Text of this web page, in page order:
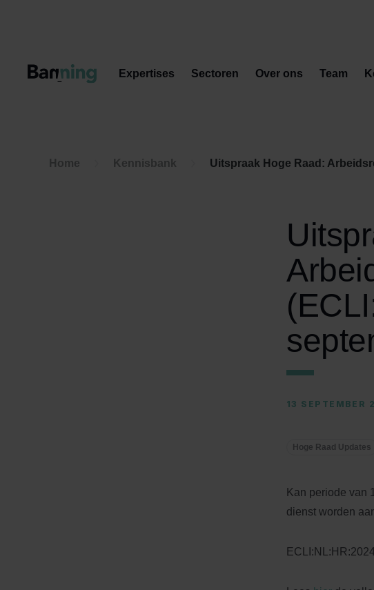
Expertises Sectoren Over ons Team
Home Kennisbank Uitspraak Hoge Raad:
13 SEPTEMBER
Hoge Raad Updates
Kan periode van
dienst worden